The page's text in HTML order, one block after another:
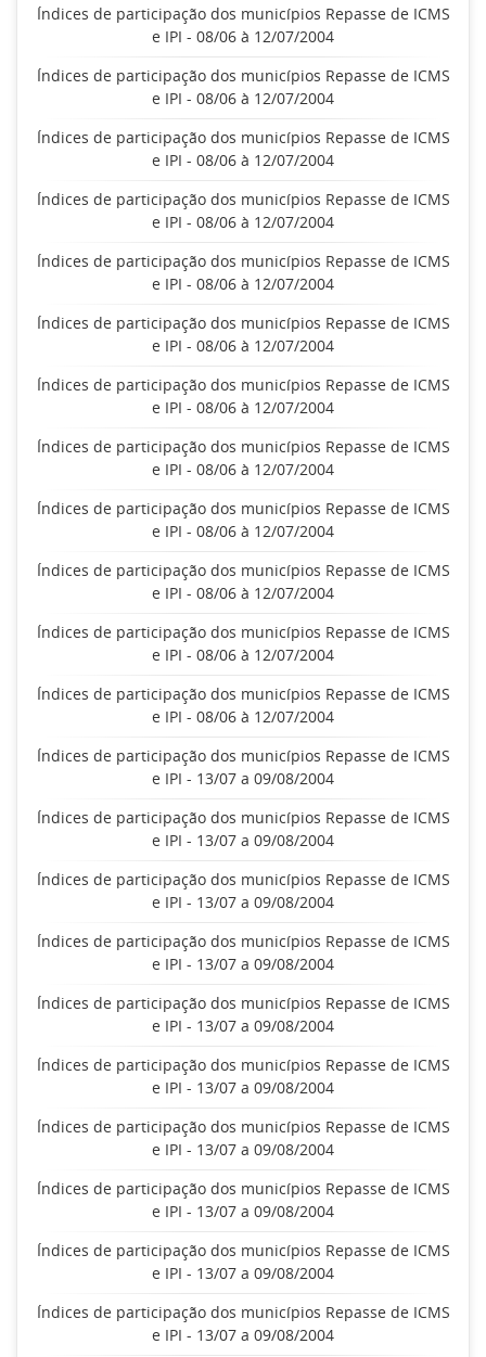
Índices de participação dos municípios Repasse de ICMS
e IPI - 08/06 à 12/07/2004
Índices de participação dos municípios Repasse de ICMS
e IPI - 08/06 à 12/07/2004
Índices de participação dos municípios Repasse de ICMS
e IPI - 08/06 à 12/07/2004
Índices de participação dos municípios Repasse de ICMS
e IPI - 08/06 à 12/07/2004
Índices de participação dos municípios Repasse de ICMS
e IPI - 08/06 à 12/07/2004
Índices de participação dos municípios Repasse de ICMS
e IPI - 08/06 à 12/07/2004
Índices de participação dos municípios Repasse de ICMS
e IPI - 08/06 à 12/07/2004
Índices de participação dos municípios Repasse de ICMS
e IPI - 08/06 à 12/07/2004
Índices de participação dos municípios Repasse de ICMS
e IPI - 08/06 à 12/07/2004
Índices de participação dos municípios Repasse de ICMS
e IPI - 08/06 à 12/07/2004
Índices de participação dos municípios Repasse de ICMS
e IPI - 08/06 à 12/07/2004
Índices de participação dos municípios Repasse de ICMS
e IPI - 08/06 à 12/07/2004
Índices de participação dos municípios Repasse de ICMS
e IPI - 13/07 a 09/08/2004
Índices de participação dos municípios Repasse de ICMS
e IPI - 13/07 a 09/08/2004
Índices de participação dos municípios Repasse de ICMS
e IPI - 13/07 a 09/08/2004
Índices de participação dos municípios Repasse de ICMS
e IPI - 13/07 a 09/08/2004
Índices de participação dos municípios Repasse de ICMS
e IPI - 13/07 a 09/08/2004
Índices de participação dos municípios Repasse de ICMS
e IPI - 13/07 a 09/08/2004
Índices de participação dos municípios Repasse de ICMS
e IPI - 13/07 a 09/08/2004
Índices de participação dos municípios Repasse de ICMS
e IPI - 13/07 a 09/08/2004
Índices de participação dos municípios Repasse de ICMS
e IPI - 13/07 a 09/08/2004
Índices de participação dos municípios Repasse de ICMS
e IPI - 13/07 a 09/08/2004